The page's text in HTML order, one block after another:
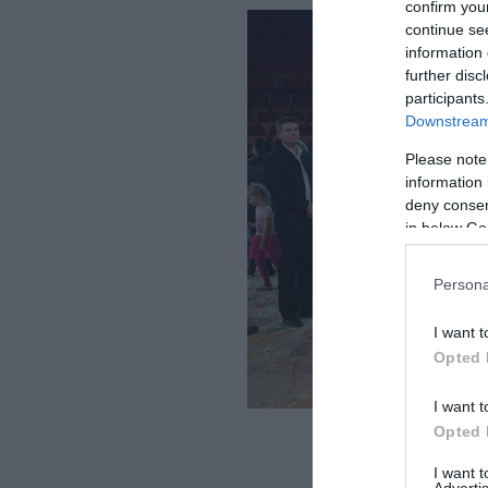
confirm
continue
information
further
Please
information
deny
in below
I want
Opted
I want
Opted
I want